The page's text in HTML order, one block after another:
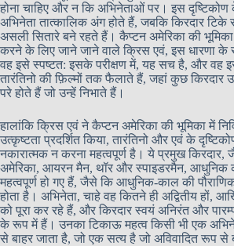
होना चाहिए और न कि अभिनेताओं पर। इस
अभिनेता तात्कालिक अंग होते हैं, जबकि किरदार
असली सितारे बने रहते हैं। कैप्टन अमेरिका की
करने के लिए जाने जाने वाले क्रिस एवं, इस धारणा के
वह इसे स्पष्टत: इसके परीक्षण में, यह सच है, और वह
तारंतिनो की फ़िल्मों तक फैलाते हैं, जहां कुछ
परे होते हैं जो उन्हें निभाते हैं।
हालांकि क्रिस एवं ने कैप्टन अमेरिका की भूमिका में
उत्कृष्टता प्रदर्शित किया, तारंतिनो और एवं के
नकारात्मक न करना महत्वपूर्ण है। ये प्रमुख
अमेरिका, आयरन मैन, थॉर और स्पाइडरमैन, आधुनिक
महत्वपूर्ण हो गए हैं, जैसे कि आधुनिक-काल की
होता है। अभिनेता, चाहे वह कितने ही अद्वितीय हों,
को पूरा कर रहे हैं, और किरदार स्वयं अनिरंत और
के रूप में हैं। उनका टिकाऊ महत्व किसी भी एक
से बाहर जाता है, जो एक सत्य है जो अविवादित रूप से